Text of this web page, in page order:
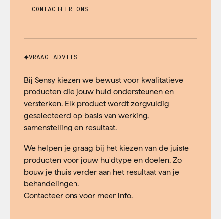
CONTACTEER ONS
VRAAG ADVIES
Bij Sensy kiezen we bewust voor kwalitatieve
producten die jouw huid ondersteunen en
versterken. Elk product wordt zorgvuldig
geselecteerd op basis van werking,
samenstelling en resultaat.
We helpen je graag bij het kiezen van de juiste
producten voor jouw huidtype en doelen. Zo
bouw je thuis verder aan het resultaat van je
behandelingen.
Contacteer ons voor meer info.